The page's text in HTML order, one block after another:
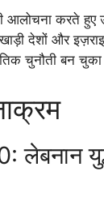
आलोचना करते हुए
देशों और
चुनौती बन चुका
लेबनान